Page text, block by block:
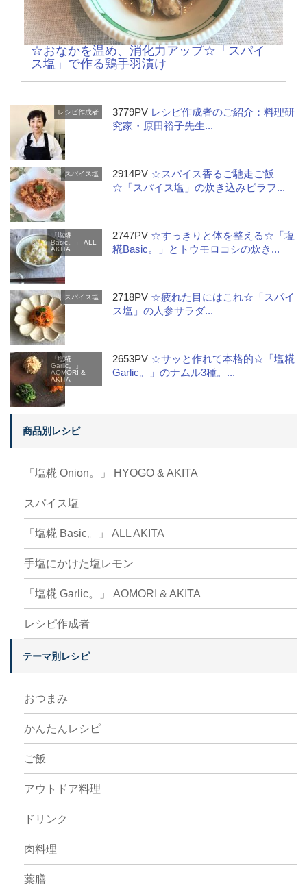
☆おなかを温め、消化力アップ☆「スパイ
ス塩」で作る鶏手羽漬け
レシピ作成者 3779PV レシピ作成者のご紹介：料理研
究家・原田裕子先生...
スパイス塩 2914PV ☆スパイス香るご馳走ご飯
☆「スパイス塩」の炊き込みピラフ...
「塩糀
Basic。」 ALL
AKITA
2747PV ☆すっきりと体を整える☆「塩
糀Basic。」とトウモロコシの炊き...
スパイス塩 2718PV ☆疲れた目にはこれ☆「スパイ
ス塩」の人参サラダ...
「塩糀
Garlic。」
AOMORI &
AKITA
2653PV ☆サッと作れて本格的☆「塩糀
Garlic。」のナムル3種。...
商品別レシピ
「塩糀 Onion。」 HYOGO & AKITA
スパイス塩
「塩糀 Basic。」 ALL AKITA
手塩にかけた塩レモン
「塩糀 Garlic。」 AOMORI & AKITA
レシピ作成者
テーマ別レシピ
おつまみ
かんたんレシピ
ご飯
アウトドア料理
ドリンク
肉料理
薬膳